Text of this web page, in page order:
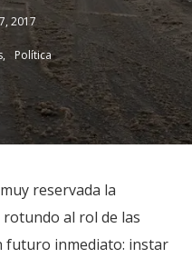
2017
Política
reservada la
al rol de las
futuro inmediato: instar